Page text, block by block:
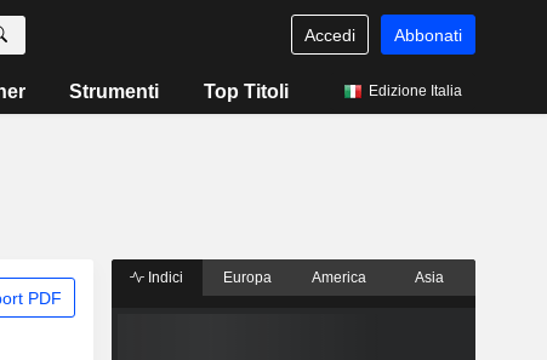
Accedi Abbonati
Strumenti Top Titoli Edizione Italia
PDF
Indici Europa America Asia